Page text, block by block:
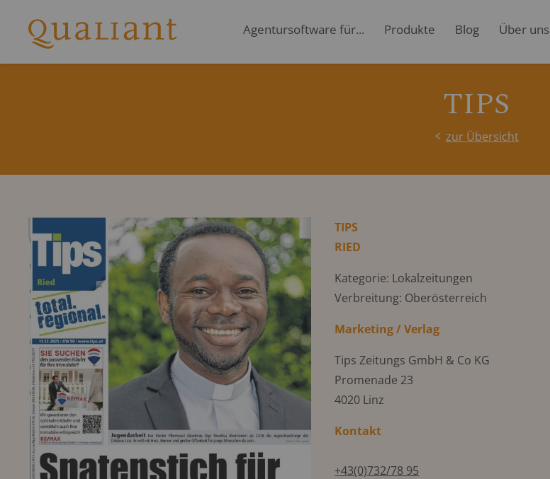
Agentursoftware für... Produkte Blog Über uns
TIPS
zur Übersicht
TIPS
RIED
Kategorie: Lokalzeitungen
Verbreitung: Oberösterreich
Marketing / Verlag
Tips Zeitungs GmbH & Co KG
Promenade 23
4020 Linz
Kontakt
+43(0)732/78 95